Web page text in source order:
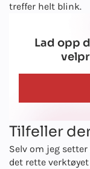
treffer helt blink.
Lad opp
Tilfeller
Selv om jeg
det rette